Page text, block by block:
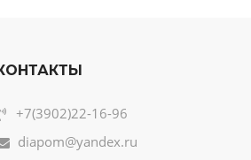
+7(3902)22-16-96
diapom@yandex.ru